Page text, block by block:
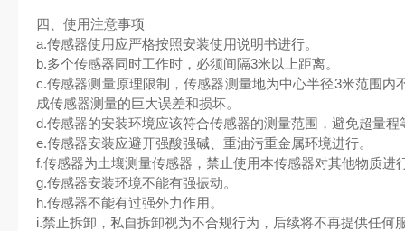
四、使用注意事项
a.传感器使用应严格按照安装使用说明书进行。
b.多个传感器同时工作时，必须间隔3米以上距离。
c.传感器测量原理限制，传感器测量地为中心半径3米范围内
成传感器测量的巨大误差和损坏。
d.传感器的安装环境应该符合传感器的测量范围，避免超量程
e.传感器安装应避开强酸强碱、重油污重金属环境进行。
f.传感器为土壤测量传感器，禁止使用本传感器对其他物质进
g.传感器安装环境不能有强振动。
h.传感器不能有过强外力作用。
i.禁止拆卸，私自拆卸视为不合规行为，后续将不再提供任何